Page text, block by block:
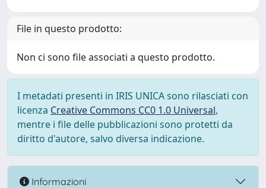
File in questo prodotto:
Non ci sono file associati a questo prodotto.
I metadati presenti in IRIS UNICA sono rilasciati con
licenza Creative Commons CC0 1.0 Universal,
mentre i file delle pubblicazioni sono protetti da
diritto d'autore, salvo diversa indicazione.
Informazioni